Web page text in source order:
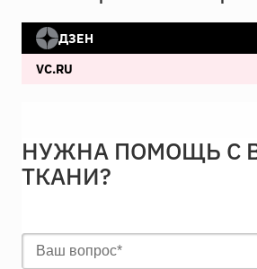
ДЗЕН
VC.RU
НУЖНА ПОМОЩЬ С
ТКАНИ?